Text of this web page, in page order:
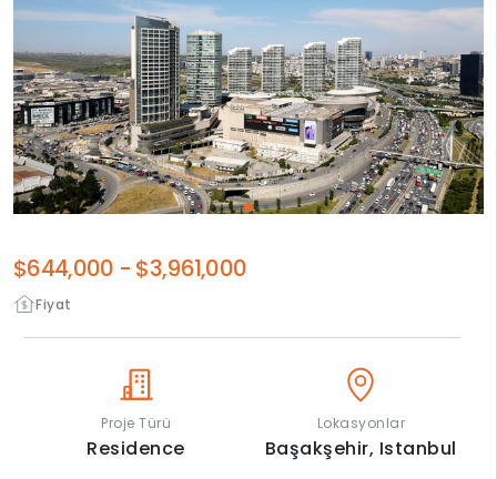
Fiyat
$644,000 - $3,961,000
Proje Türü
Residence
Lokasyonlar
Başakşehir, Istanbul